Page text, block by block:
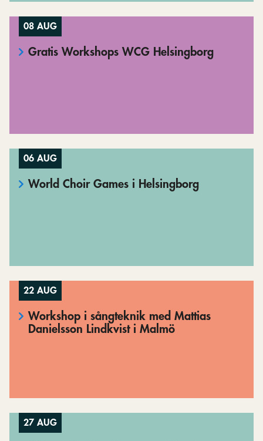
08 AUG
Gratis Workshops WCG Helsingborg
06 AUG
World Choir Games i Helsingborg
22 AUG
Workshop i sångteknik med Mattias
Danielsson Lindkvist i Malmö
27 AUG